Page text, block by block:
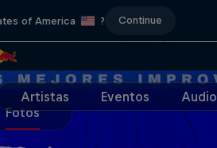
of America ? Continue
Artistas Eventos Audio
Fotos